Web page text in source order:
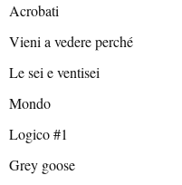
Acrobati
Vieni a vedere perché
Le sei e ventisei
Mondo
Logico #1
Grey goose